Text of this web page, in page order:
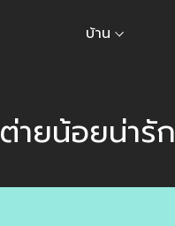
บ้าน
ยน้อยน่ารัก